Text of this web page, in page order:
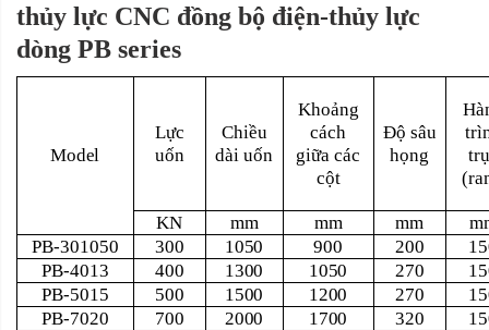
thủy lực CNC đồng bộ điện-thủy lực
dòng PB series
Model
Lực
uốn
Chiều
dài uốn
Khoảng
cách
giữa các
cột
Độ sâu
họng
KN mm mm mm
PB-301050
300 1050 900 200
PB-4013
400 1300 1050 270
PB-5015
500 1500 1200 270
PB-7020
700 2000 1700 320